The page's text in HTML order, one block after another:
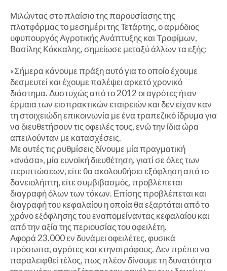
Μιλώντας στο πλαίσιο της παρουσίασης της
πλατφόρμας το μεσημέρι της Τετάρτης, ο αρμόδιος
υφυπουργός Αγροτικής Ανάπτυξης και Τροφίμων,
Βασίλης Κόκκαλης, σημείωσε μεταξύ άλλων τα εξής:
«Σήμερα κάνουμε πράξη αυτό για το οποίο έχουμε
δεσμευτεί και έχουμε παλέψει αρκετό χρονικό
διάστημα. Δυστυχώς από το 2012 οι αγρότες ήταν
έρμαια των εισπρακτικών εταιρειών και δεν είχαν καν
τη στοιχειώδη επικοινωνία με ένα τραπεζικό ίδρυμα για
να διευθετήσουν τις οφειλές τους, ενώ την ίδια ώρα
απειλούνταν με κατασχέσεις.
Με αυτές τις ρυθμίσεις δίνουμε μία πραγματική
«ανάσα», μία ευνοϊκή διευθέτηση, γιατί σε όλες των
περιπτώσεων, είτε θα ακολουθήσει εξόφληση από το
δανειολήπτη, είτε συμβιβασμός, προβλέπεται
διαγραφή όλων των τόκων. Επίσης προβλέπεται και
διαγραφή του κεφαλαίου η οποία θα εξαρτάται από το
χρόνο εξόφλησης του εναπομείναντας κεφαλαίου και
από την αξία της περιουσίας του οφειλέτη.
Αφορά 23.000 εν δυνάμει οφειλέτες, φυσικά
πρόσωπα, αγρότες και κτηνοτρόφους. Δεν πρέπει να
παραλειφθεί τέλος, πως πλέον δίνουμε τη δυνατότητα